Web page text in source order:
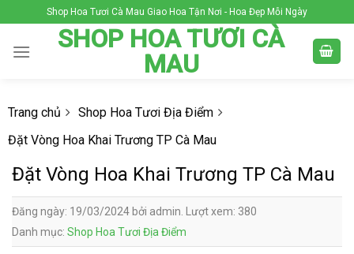
to
content
Shop Hoa Tươi Cà Mau Giao Hoa Tận Nơi - Hoa Đẹp Mỗi Ngày
SHOP HOA TƯƠI CÀ
MAU
Trang chủ
Shop Hoa Tươi Địa Điểm
Đặt Vòng Hoa Khai Trương TP Cà Mau
Đặt Vòng Hoa Khai Trương TP Cà Mau
Đăng ngày: 19/03/2024 bởi admin. Lượt xem: 380
Danh mục: Shop Hoa Tươi Địa Điểm